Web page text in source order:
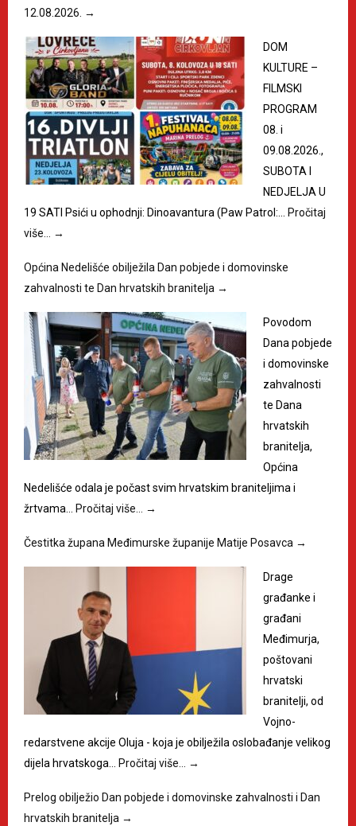
12.08.2026. →
DOM
KULTURE –
FILMSKI
PROGRAM
08. i
09.08.2026.,
SUBOTA I
NEDJELJA U
19 SATI Psići u ophodnji: Dinoavantura (Paw Patrol:… Pročitaj
više… →
Općina Nedelišće obilježila Dan pobjede i domovinske
zahvalnosti te Dan hrvatskih branitelja →
Povodom
Dana pobjede
i domovinske
zahvalnosti
te Dana
hrvatskih
branitelja,
Općina
Nedelišće odala je počast svim hrvatskim braniteljima i
žrtvama… Pročitaj više… →
Čestitka župana Međimurske županije Matije Posavca →
Drage
građanke i
građani
Međimurja,
poštovani
hrvatski
branitelji, od
Vojno-
redarstvene akcije Oluja - koja je obilježila oslobađanje velikog
dijela hrvatskoga… Pročitaj više… →
Prelog obilježio Dan pobjede i domovinske zahvalnosti i Dan
hrvatskih branitelja →